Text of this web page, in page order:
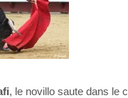
, le novillo saute dans le